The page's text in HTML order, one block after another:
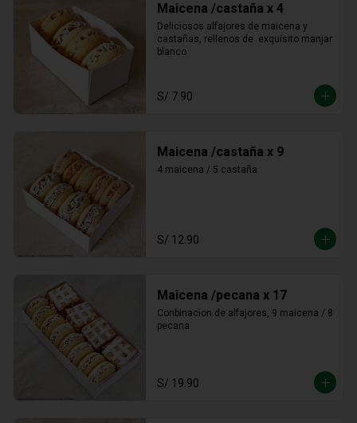
Maicena /castaña x 4
Deliciosos alfajores de maicena y
castañas, rellenos de  exquisito manjar
blanco
S/ 7.90
Maicena /castaña x 9
4 maicena / 5 castaña
S/ 12.90
Maicena /pecana x 17
Conbinacion de alfajores, 9 maicena / 8
pecana
S/ 19.90